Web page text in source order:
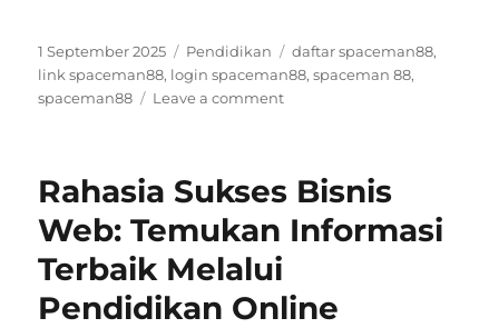
Posted
on
1 September 2025 Categories
Pendidikan Tags
daftar spaceman88,
link spaceman88, login spaceman88,spaceman 88,
spaceman88
Leave a commenton
Peluang
Beasiswa
Rahasia Sukses Bisnis
Web: Temukan Informasi
Terbaik Melalui
Pendidikan Online